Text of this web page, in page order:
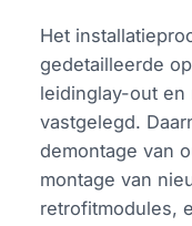
Het
gedetailleerde
leidinglay-out en
vastgelegd.
demontage van
montage van
retrofitmodules,